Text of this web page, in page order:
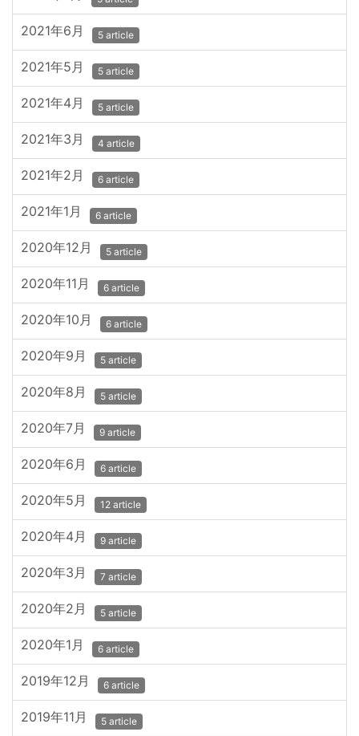
2021年6月 5 article
2021年5月 5 article
2021年4月 5 article
2021年3月 4 article
2021年2月 6 article
2021年1月 6 article
2020年12月 5 article
2020年11月 6 article
2020年10月 6 article
2020年9月 5 article
2020年8月 5 article
2020年7月 9 article
2020年6月 6 article
2020年5月 12 article
2020年4月 9 article
2020年3月 7 article
2020年2月 5 article
2020年1月 6 article
2019年12月 6 article
2019年11月 5 article